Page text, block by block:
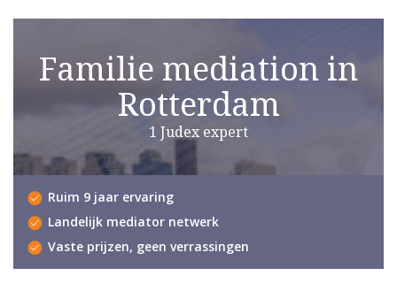
Familie mediation in
Rotterdam
1 Judex expert
Ruim 9 jaar ervaring
Landelijk mediator netwerk
Vaste prijzen, geen verrassingen